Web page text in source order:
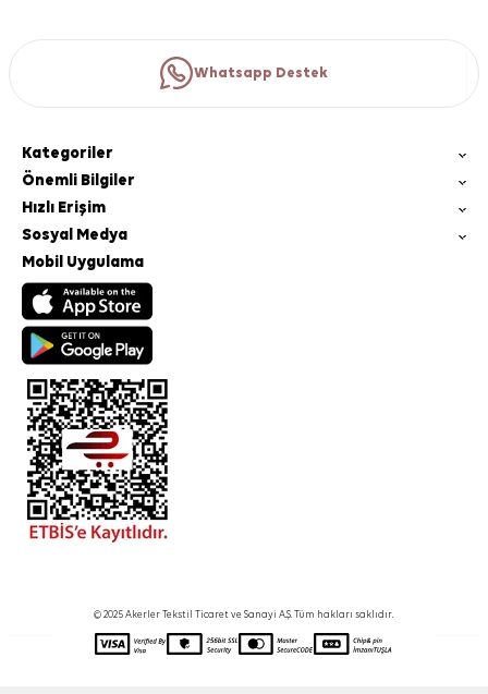
Whatsapp Destek
Kategoriler
Önemli Bilgiler
Hızlı Erişim
Sosyal Medya
Mobil Uygulama
© 2025 Akerler Tekstil Ticaret ve Sanayi A.Ş. Tüm hakları saklıdır.